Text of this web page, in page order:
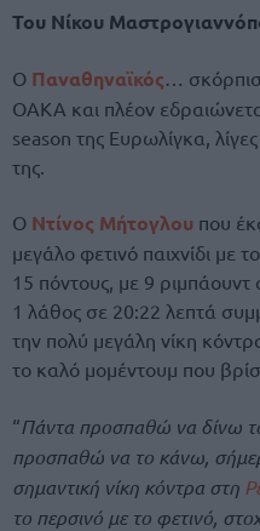
Του Νίκου
Ο Παναθηναϊκός…
ΟΑΚΑ και πλέον
season της Ευρωλίγκα,
της.
Ο Ντίνος Μήτογλου που
μεγάλο φετινό παιχνίδι με
15 πόντους, με 9 ριμπάουντ
1 λάθος σε 20:22 λεπτά
την πολύ μεγάλη νίκη
το καλό μομέντουμ που
“Πάντα προσπαθώ να δίνω
προσπαθώ να το κάνω,
σημαντική νίκη κόντρα στη
το περσινό με το φετινό,